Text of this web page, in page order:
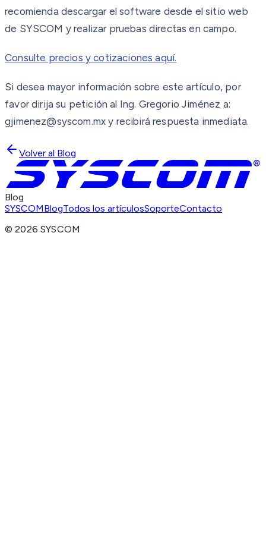
recomienda descargar el software desde el sitio web
de SYSCOM y realizar pruebas directas en campo.
Consulte precios y cotizaciones aquí.
Si desea mayor información sobre este artículo, por
favor dirija su petición al Ing. Gregorio Jiménez a:
gjimenez@syscom.mx y recibirá respuesta inmediata.
Volver al Blog
Blog
SYSCOMBlogTodos los artículosSoporteContacto
©2026 SYSCOM